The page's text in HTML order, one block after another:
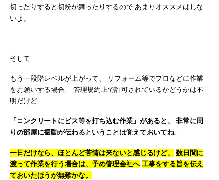
切ったりすると切粉が舞ったりするので あまりオススメはしな
いよ。
そして
もう一段階レベルが上がって、
リフォーム等でプロなどに作業
をお願いする場合、
管理規約上で許可されているかどうかは不
明だけど
「コンクリートにビス等を打ち込む作業」があると、
非常に周
りの部屋に振動が伝わるということは覚えておいてね。
一日だけなら、ほとんど苦情は来ないと感じるけど、
数日間に
渡って作業を行う場合は、予め管理会社へ 工事をする旨を伝え
ておいたほうが無難かな。